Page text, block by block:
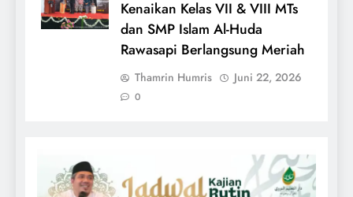
Kenaikan Kelas VII & VIII MTs
dan SMP Islam Al-Huda
Rawasapi Berlangsung Meriah
Thamrin Humris Juni 22, 2026
0